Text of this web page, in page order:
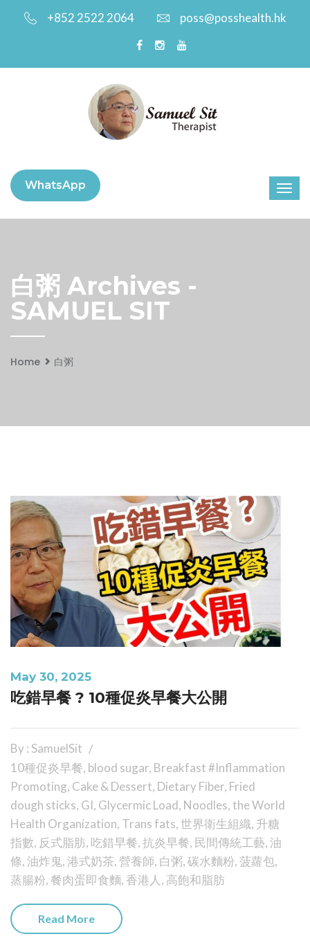
+852 2522 2064 poss@posshealth.hk
WhatsApp
白粥 Archives -
SAMUEL SIT
Home 白粥
May 30, 2025
吃錯早餐 ? 10種促炎早餐大公開
By : SamuelSit
10種促炎早餐, blood sugar, Breakfast #Inflammation
Promoting, Cake & Dessert, Dietary Fiber, Fried
dough sticks, GI, Glycermic Load, Noodles, the World
Health Organization, Trans fats,世界衛生組織, 升糖
指數, 反式脂肪, 吃錯早餐,抗炎早餐, 民間傳統工藝, 油
條, 油炸鬼, 港式奶茶,營養師, 白粥,碳水麵粉,菠蘿包,
蒸腸粉, 餐肉蛋即食麵, 香港人, 高飽和脂肪
Read More